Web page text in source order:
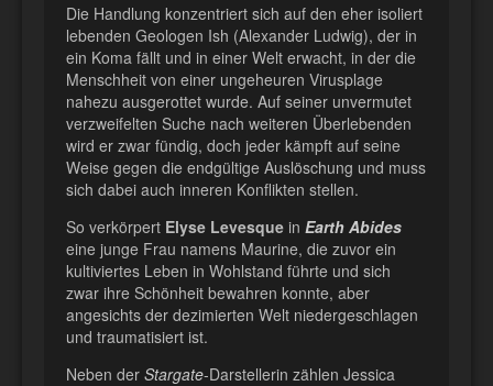
Die Handlung konzentriert sich auf den eher isoliert
lebenden Geologen Ish (Alexander Ludwig), der in
ein Koma fällt und in einer Welt erwacht, in der die
Menschheit von einer ungeheuren Virusplage
nahezu ausgerottet wurde. Auf seiner unvermutet
verzweifelten Suche nach weiteren Überlebenden
wird er zwar fündig, doch jeder kämpft auf seine
Weise gegen die endgültige Auslöschung und muss
sich dabei auch inneren Konflikten stellen.
So verkörpert Elyse Levesque in Earth Abides
eine junge Frau namens Maurine, die zuvor ein
kultiviertes Leben in Wohlstand führte und sich
zwar ihre Schönheit bewahren konnte, aber
angesichts der dezimierten Welt niedergeschlagen
und traumatisiert ist.
Neben der Stargate-Darstellerin zählen Jessica